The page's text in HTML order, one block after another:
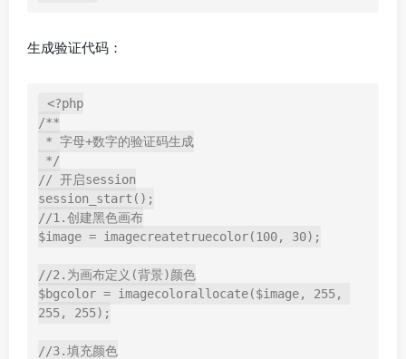
生成验证代码：
<?php
/**
// 开启session
session_start();
//1.创建黑色画布
$image = imagecreatetruecolor(100, 30);
//2.为画布定义(背景)颜色
$bgcolor = imagecolorallocate($image, 255,
255, 255);
//3.填充颜色